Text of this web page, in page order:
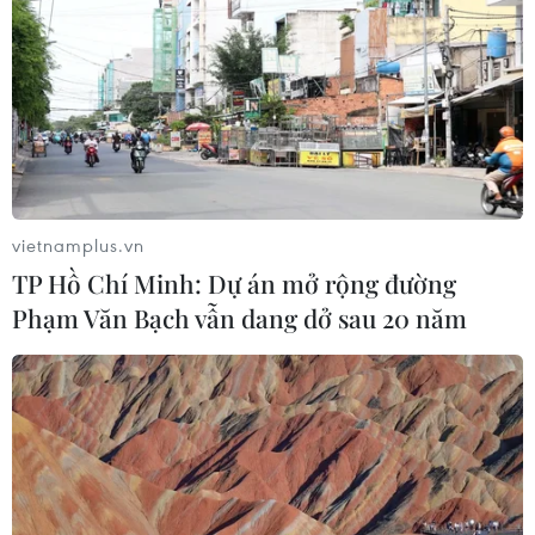
Theo dõi VietnamPlus
TIN LIÊN QUAN
vietnamplus.vn
TP Hồ Chí Minh: Dự án mở rộng đường
Phạm Văn Bạch vẫn dang dở sau 20 năm